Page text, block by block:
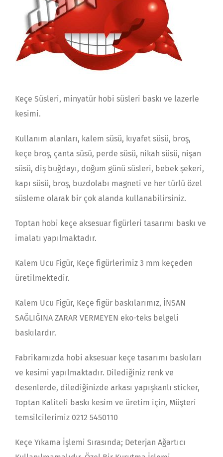
Keçe Süsleri, minyatür hobi süsleri baskı ve lazerle
kesimi.
Kullanım alanları, kalem süsü, kıyafet süsü, broş,
keçe broş, çanta süsü, perde süsü, nikah süsü, nişan
süsü, diş buğdayı, doğum günü süsleri, bebek şekeri,
kapı süsü, broş, buzdolabı magneti ve her türlü özel
süsleme olarak bir çok alanda kullanabilirsiniz.
Toptan hobi keçe aksesuar figürleri tasarımı baskı ve
imalatı yapılmaktadır.
Kalem Ucu Figür, Keçe figürlerimiz 3 mm keçeden
üretilmektedir.
Kalem Ucu Figür, Keçe figür baskılarımız, İNSAN
SAĞLIĞINA ZARAR VERMEYEN eko-teks belgeli
baskılardır.
Fabrikamızda hobi aksesuar keçe tasarımı baskıları
ve kesimi yapılmaktadır. Dilediğiniz renk ve
desenlerde, dilediğinizde arkası yapışkanlı sticker,
Toptan Kaliteli baskı kesim ve üretim için, Müşteri
temsilcilerimiz 0212 5450110
Keçe Yıkama İşlemi Sırasında; Deterjan Ağartıcı